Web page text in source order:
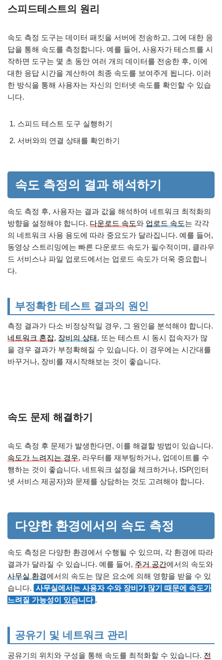
스피드테스트의 원리
속도 측정 도구는 데이터 패킷을 서버에 전송하고, 그에 대한 응
답을 통해 속도를 측정합니다. 예를 들어, 사용자가 테스트를 시
작하면 도구는 몇 초 동안 여러 개의 데이터를 전송한 후, 이에
대한 응답 시간을 계산하여 최종 속도를 보여주게 됩니다. 이러
한 방식을 통해 사용자는 자신의 인터넷 속도를 확인할 수 있습
니다.
스피드 테스트 도구 실행하기
서버와의 연결 상태를 확인하기
속도 측정의 결과 해석하기
속도 측정 후, 사용자는 결과 값을 해석하여 네트워크 최적화의
방향을 설정해야 합니다. 다운로드 속도와 업로드 속도는 각각
의 네트워크 사용 용도에 따라 중요도가 달라집니다. 예를 들어,
동영상 스트리밍에는 빠른 다운로드 속도가 필수적이며, 클라우
드 서비스나 파일 업로드에서는 업로드 속도가 더욱 중요합니
다.
부정확한 테스트 결과의 원인
측정 결과가 다소 비정상적일 경우, 그 원인을 분석해야 합니다.
네트워크 혼잡, 장비의 상태, 또는 테스트 시 동시 접속자가 많
을 경우 결과가 부정확해질 수 있습니다. 이 경우에는 시간대를
바꾸거나, 장비를 재시작해보는 것이 좋습니다.
속도 문제 해결하기
속도 측정 후 문제가 발생한다면, 이를 해결할 방법이 있습니다.
속도가 느려지는 경우, 라우터를 재부팅하거나, 업데이트를 수
행하는 것이 좋습니다. 네트워크 설정을 체크하거나, ISP(인터
넷 서비스 제공자)와 문제를 상담하는 것도 고려해야 합니다.
다양한 환경에서의 속도 측정
속도 측정은 다양한 환경에서 수행될 수 있으며, 각 환경에 따라
결과가 달라질 수 있습니다. 예를 들어, 주거 공간에서의 속도와
사무실 환경에서의 속도는 많은 요소에 의해 영향을 받을 수 있
습니다. 사무실에서는 사용자 수와 장비가 많기 때문에 속도가
느려질 가능성이 있습니다 .
공유기 및 네트워크 관리
공유기의 위치와 구성을 통해 속도를 최적화할 수 있습니다. 전